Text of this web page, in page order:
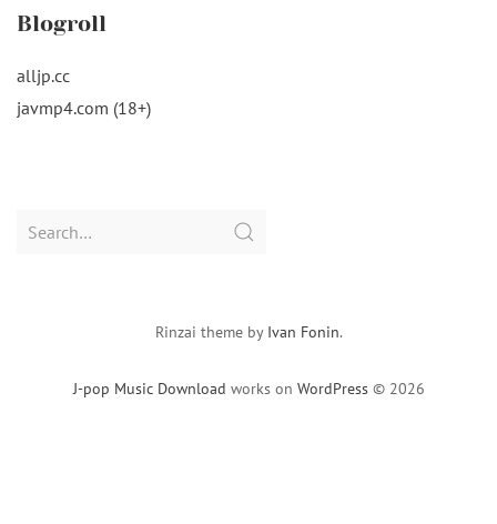
Blogroll
alljp.cc
javmp4.com (18+)
Search
J-pop Music Download works on WordPress © 2026
Rinzai theme by Ivan Fonin.